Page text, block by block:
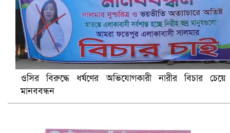
সৌদিতে ব্যাপক ধরপাকড়, এক সপ্তাহেই ২১ হাজারের বেশি
ওসির বিরুদ্ধে ধর্ষণের অভিযোগকারী নারীর বিচার চেয়ে
মানববন্ধন